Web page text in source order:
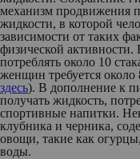
механизм продвижения
жидкости, в которой
зависимости от таких
физической
потреблять около 10
женщин требуется около
здесь). В дополнение к
получать жидкость,
спортивные напитки.
клубника и черника,
овощи, такие как
воды.